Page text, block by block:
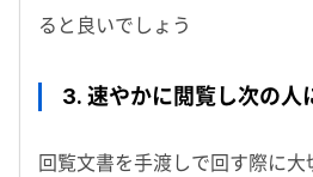
ると良いでしょう
3. 速やかに閲覧し次の人
回覧文書を手渡しで回す際に大